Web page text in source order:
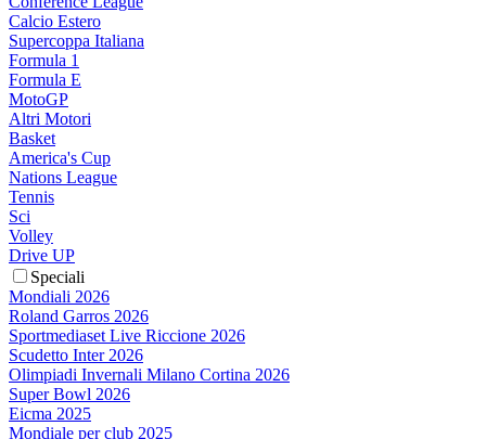
Calcio Estero
Supercoppa Italiana
Formula 1
Formula E
MotoGP
Altri Motori
Basket
America's Cup
Nations League
Tennis
Sci
Volley
Drive UP
Speciali
Mondiali 2026
Roland Garros 2026
Sportmediaset Live Riccione 2026
Scudetto Inter 2026
Olimpiadi Invernali Milano Cortina 2026
Super Bowl 2026
Eicma 2025
Mondiale per club 2025